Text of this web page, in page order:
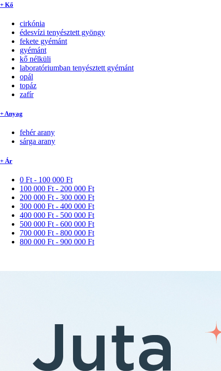
+ Kő
cirkónia
édesvízi tenyésztett gyöngy
fekete gyémánt
gyémánt
kő nélküli
laboratóriumban tenyésztett gyémánt
opál
topáz
zafír
+ Anyag
fehér arany
sárga arany
+ Ár
0 Ft - 100 000 Ft
100 000 Ft - 200 000 Ft
200 000 Ft - 300 000 Ft
300 000 Ft - 400 000 Ft
400 000 Ft - 500 000 Ft
500 000 Ft - 600 000 Ft
700 000 Ft - 800 000 Ft
800 000 Ft - 900 000 Ft